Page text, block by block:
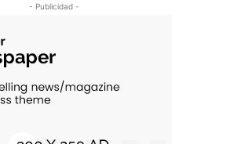
- Publicidad -